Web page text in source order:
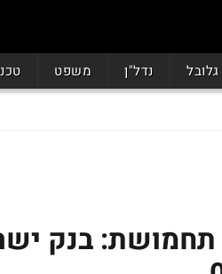
גלובל נדל"ן משפט
תחמושת: בנק